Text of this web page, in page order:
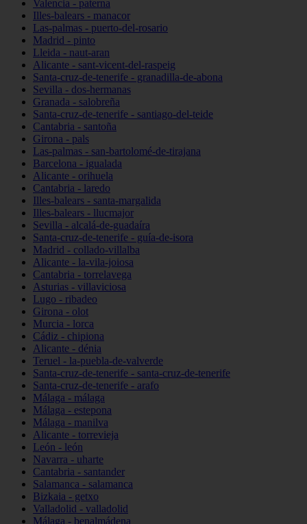
Valencia - paterna
Illes-balears - manacor
Las-palmas - puerto-del-rosario
Madrid - pinto
Lleida - naut-aran
Alicante - sant-vicent-del-raspeig
Santa-cruz-de-tenerife - granadilla-de-abona
Sevilla - dos-hermanas
Granada - salobreña
Santa-cruz-de-tenerife - santiago-del-teide
Cantabria - santoña
Girona - pals
Las-palmas - san-bartolomé-de-tirajana
Barcelona - igualada
Alicante - orihuela
Cantabria - laredo
Illes-balears - santa-margalida
Illes-balears - llucmajor
Sevilla - alcalá-de-guadaíra
Santa-cruz-de-tenerife - guía-de-isora
Madrid - collado-villalba
Alicante - la-vila-joiosa
Cantabria - torrelavega
Asturias - villaviciosa
Lugo - ribadeo
Girona - olot
Murcia - lorca
Cádiz - chipiona
Alicante - dénia
Teruel - la-puebla-de-valverde
Santa-cruz-de-tenerife - santa-cruz-de-tenerife
Santa-cruz-de-tenerife - arafo
Málaga - málaga
Málaga - estepona
Málaga - manilva
Alicante - torrevieja
León - león
Navarra - uharte
Cantabria - santander
Salamanca - salamanca
Bizkaia - getxo
Valladolid - valladolid
Málaga - benalmádena